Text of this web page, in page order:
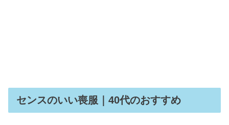
センスのいい喪服｜40代のおすすめ